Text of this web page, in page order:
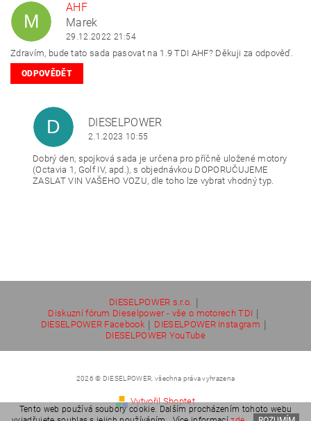
M
AHF
Marek
29.12.2022 21:54
Zdravím, bude tato sada pasovat na 1.9 TDI AHF? Děkuji za odpověď.
ODPOVĚDĚT
D DIESELPOWER
2.1.2023 10:55
Dobrý den, spojková sada je určena pro příčně uložené motory
(Octavia 1, Golf IV, apd.), s objednávkou DOPORUČUJEME
ZASLAT VIN VAŠEHO VOZU, dle toho lze vybrat vhodný typ.
DIESELPOWER s.r.o. |
Diskuzní fórum Dieselpower - vše o motorech TDI |
DIESELPOWER Facebook | DIESELPOWER Instagram |
DIESELPOWER YouTube
2026 © DIESELPOWER, všechna práva vyhrazena
Vytvořil Shoptet
Tento web používá soubory cookie. Dalším procházením tohoto webu